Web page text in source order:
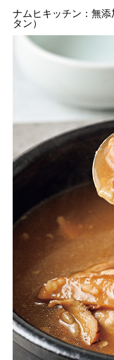
ナムヒキッチン：無
タン）